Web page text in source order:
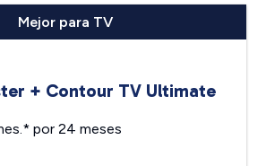
Mejor para TV
+ Contour TV Ultimate
por 24 meses